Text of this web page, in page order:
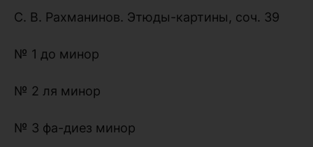
С. В. Рахманинов. Этюды-картины, соч. 39
№ 1 до минор
№ 2 ля минор
№ 3 фа-диез минор